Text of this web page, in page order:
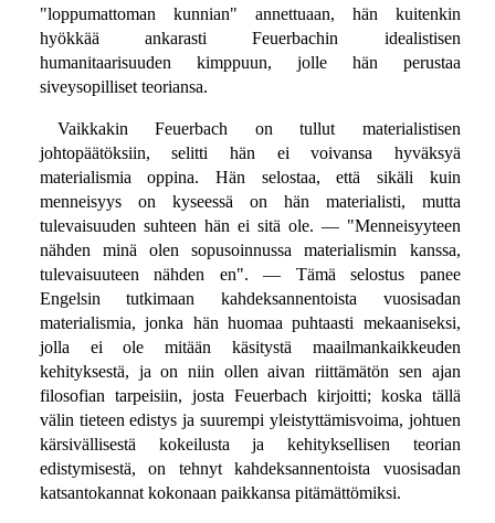
"loppumattoman kunnian" annettuaan, hän kuitenkin
hyökkää ankarasti Feuerbachin idealistisen
humanitaarisuuden kimppuun, jolle hän perustaa
siveysopilliset teoriansa.
Vaikkakin Feuerbach on tullut materialistisen
johtopäätöksiin, selitti hän ei voivansa hyväksyä
materialismia oppina. Hän selostaa, että sikäli kuin
menneisyys on kyseessä on hän materialisti, mutta
tulevaisuuden suhteen hän ei sitä ole. — "Menneisyyteen
nähden minä olen sopusoinnussa materialismin kanssa,
tulevaisuuteen nähden en". — Tämä selostus panee
Engelsin tutkimaan kahdeksannentoista vuosisadan
materialismia, jonka hän huomaa puhtaasti mekaaniseksi,
jolla ei ole mitään käsitystä maailmankaikkeuden
kehityksestä, ja on niin ollen aivan riittämätön sen ajan
filosofian tarpeisiin, josta Feuerbach kirjoitti; koska tällä
välin tieteen edistys ja suurempi yleistyttämisvoima, johtuen
kärsivällisestä kokeilusta ja kehityksellisen teorian
edistymisestä, on tehnyt kahdeksannentoista vuosisadan
katsantokannat kokonaan paikkansa pitämättömiksi.